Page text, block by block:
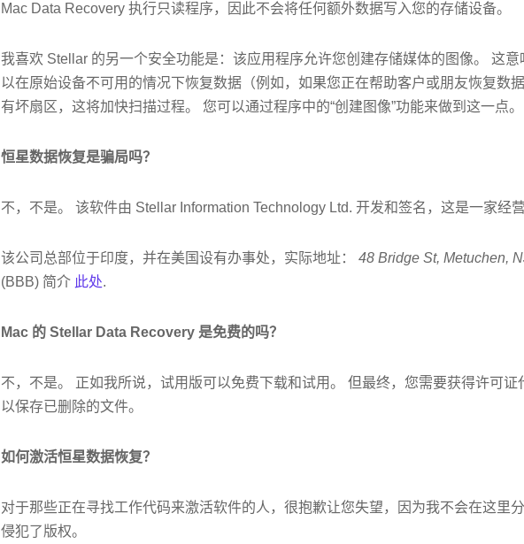
Mac Data Recovery 执行只读程序，因此不会将任何额外数据写入您的存储设备。
我喜欢 Stellar 的另一个安全功能是：该应用程序允许您创建存储媒体的图像。 这
以在原始设备不可用的情况下恢复数据（例如，如果您正在帮助客户或朋友恢复数
有坏扇区，这将加快扫描过程。 您可以通过程序中的“创建图像”功能来做到这一点
恒星数据恢复是骗局吗？
不，不是。 该软件由 Stellar Information Technology Ltd. 开发和签名，这是一家经
该公司总部位于印度，并在美国设有办事处，实际地址： 48 Bridge St, Metuchen,
(BBB) 简介 此处.
Mac 的 Stellar Data Recovery 是免费的吗？
不，不是。 正如我所说，试用版可以免费下载和试用。 但最终，您需要获得许可证
以保存已删除的文件。
如何激活恒星数据恢复？
对于那些正在寻找工作代码来激活软件的人，很抱歉让您失望，因为我不会在这里
侵犯了版权。